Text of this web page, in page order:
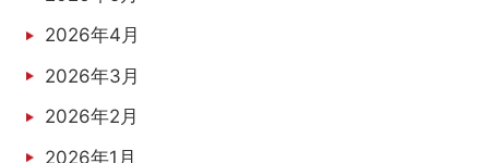
2026年4月
2026年3月
2026年2月
2026年1月